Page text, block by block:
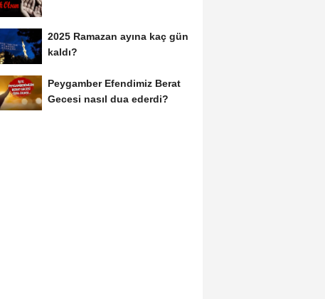
2025 Ramazan ayına kaç gün
kaldı?
Peygamber Efendimiz Berat
Gecesi nasıl dua ederdi?